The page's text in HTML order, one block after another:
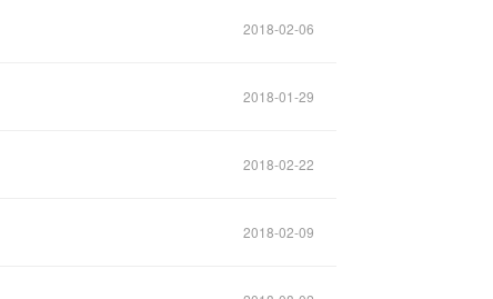
2018-02-06
2018-01-29
2018-02-22
2018-02-09